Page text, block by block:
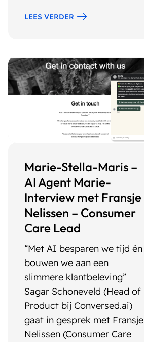
LEES VERDER
Marie-Stella-Maris –
AI Agent Marie-
Interview met Fransje
Nelissen – Consumer
Care Lead
“Met AI besparen we tijd én
bouwen we aan een
slimmere klantbeleving”
Sagar Schoneveld (Head of
Product bij Conversed.ai)
gaat in gesprek met Fransje
Nelissen (Consumer Care